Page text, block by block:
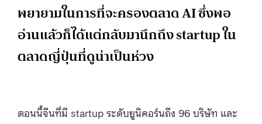
พยายามในการที่จะครองตลาด AI ซึ่งพอ
อ่านแล้วก็ได้แต่กลับมานึกถึง startup ใน
ตลาดญี่ปุ่นที่ดูน่าเป็นห่วง
ตอนนี้จีนที่มี startup ระดับยูนิคอร์นถึง 96 บริษัท และ